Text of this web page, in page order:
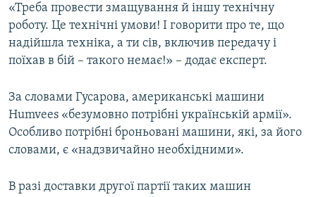
«Треба провести змащування й іншу технічну
роботу. Це технічні умови! І говорити про те, що
надійшла техніка, а ти сів, включив передачу і
поїхав в бій – такого немає!» – додає експерт.
За словами Гусарова, американські машини
Humvees «безумовно потрібні українській армії».
Особливо потрібні броньовані машини, які, за його
словами, є «надзвичайно необхідними».
В разі доставки другої партії таких машин